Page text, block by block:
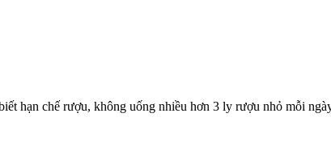
hạn chế rượu, không uống nhiều hơn 3 ly rượu nhỏ mỗi